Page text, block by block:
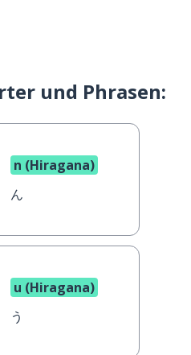
und Phrasen:
n (Hiragana)
ん
u (Hiragana)
う